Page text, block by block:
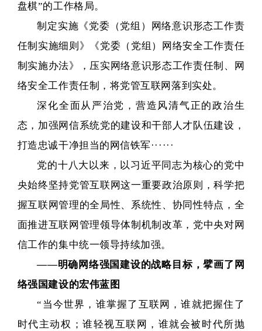
盘棋”的工作格局。
制定实施《党委（党组）网络意识形态工作责
任制实施细则》《党委（党组）网络安全工作责任
制实施办法》，压实网络意识形态工作责任制、网
络安全工作责任制，将党管互联网落到实处。
深化全面从严治党，营造风清气正的政治生
态，加强网信系统党的建设和干部人才队伍建设，
打造忠诚干净担当的网信铁军······
党的十八大以来，以习近平同志为核心的党中
央始终坚持党管互联网这一重要政治原则，科学把
握互联网管理的全局性、系统性、协同性特点，全
面推进互联网管理领导体制机制改革，党中央对网
信工作的集中统一领导持续加强。
——明确网络强国建设的战略目标，擘画了网
络强国建设的宏伟蓝图
“当今世界，谁掌握了互联网，谁就把握住了
时代主动权；谁轻视互联网，谁就会被时代所抛